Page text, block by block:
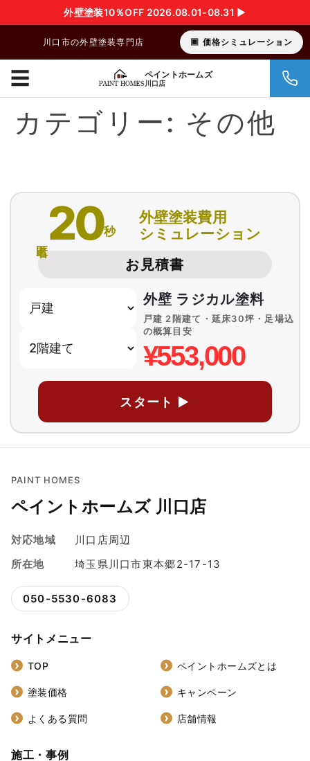
外壁塗装10％OFF 2026.08.01-08.31 ▶︎
川口市の外壁塗装専門店 価格シミュレーション
ペイントホームズ
川口店
☰
カテゴリー: その他
20秒
外壁塗装費用
シミュレーション
お見積書
外壁 ラジカル塗料
戸建 2階建て・延床30坪・足場込
の概算目安
¥553,000
スタート ▶
PAINT HOMES
ペイントホームズ 川口店
対応地域
川口店周辺
所在地
埼玉県川口市東本郷2-17-13
050-5530-6083
サイトメニュー
TOP ペイントホームズとは
塗装価格 キャンペーン
よくある質問 店舗情報
施工・事例